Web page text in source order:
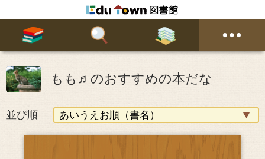
もも♬のおすすめの本だな
並び順